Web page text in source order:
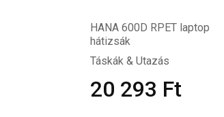
HANA 600D RPET laptop
hátizsák
Táskák & Utazás
20 293 Ft